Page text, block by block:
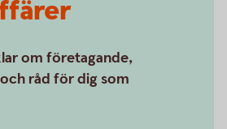
om företagande,
råd för dig som